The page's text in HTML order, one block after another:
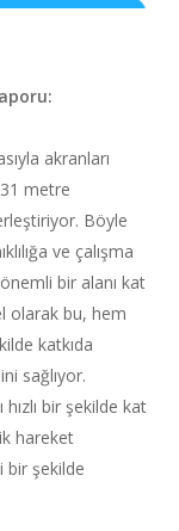
:
akranları
metre
Böyle
ve çalışma
bir alanı kat
olarak bu, hem
katkıda
sağlıyor.
bir şekilde kat
hareket
bir şekilde